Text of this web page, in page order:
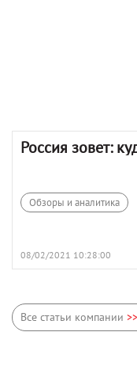
Россия зовет:
Обзоры и аналитика
08/02/2021 10:28:00
Все статьи компании >>